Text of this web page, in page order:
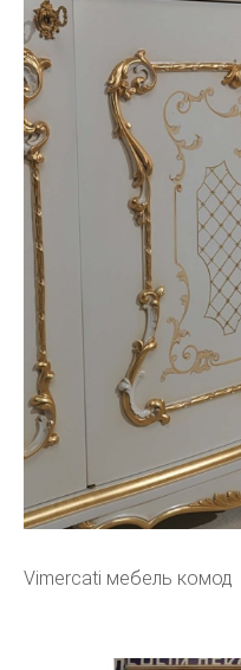
Vimercati мебель комод